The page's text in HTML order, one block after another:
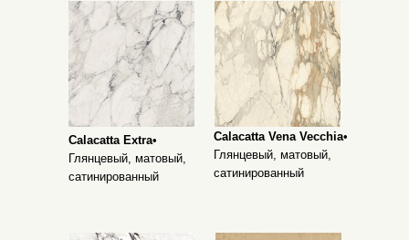
Calacatta Extra•
Глянцевый, матовый,
сатинированный
Calacatta Vena Vecchia•
Глянцевый, матовый,
сатинированный